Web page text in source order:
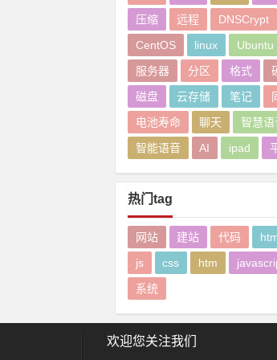
压缩 远程
DNSCrypt
CentOS
linux Ubuntu
服务器
分区 格式
磁盘
云存储 笔记
电池寿命
聊天
智慧语
智能语音
AI ipad
热门tag
网站 建站 代码
js
css htm
系统
欢迎您关注我们